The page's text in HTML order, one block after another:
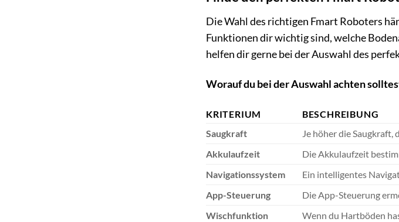
Die Wahl des richtigen Fmart Roboters
Funktionen dir wichtig sind, welche
helfen dir gerne bei der Auswahl des
Worauf du bei der Auswahl achten
KRITERIUM
BESCHREIBUNG
Saugkraft
Je höher die Saugkraft,
Akkulaufzeit
Die Akkulaufzeit
Navigationssystem
Ein intelligentes
App-Steuerung
Die App-Steuerung
Wischfunktion
Wenn du Hartböden